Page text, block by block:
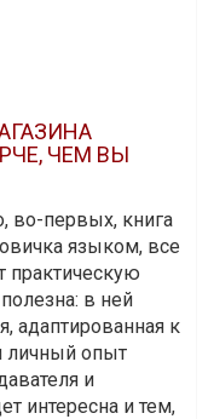
ЧЕМ ВЫ
во-первых, книга
языком, все
практическую
в ней
адаптированная к
личный опыт
и
интересна и тем,